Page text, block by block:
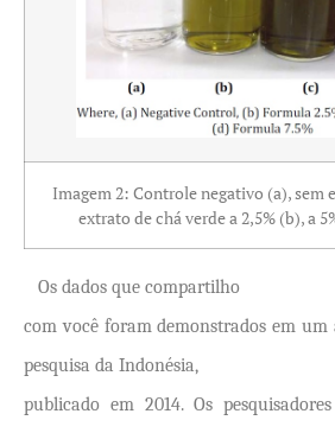
Imagem 2: Controle negativo (a), sem
extrato de chá verde a 2,5% (b), a
Os dados que compartilho
com você foram demonstrados em
pesquisa da Indonésia,
publicado em 2014. Os